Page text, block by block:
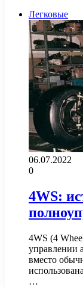
Легковые
06.07.2022
0
4WS:
4WS (4
управлении
вместо
…